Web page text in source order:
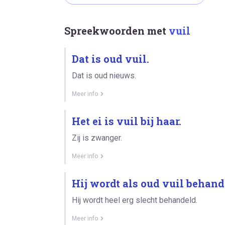
Spreekwoorden met vuil
Dat is oud vuil.
Dat is oud nieuws.
Meer info
Het ei is vuil bij haar.
Zij is zwanger.
Meer info
Hij wordt als oud vuil
Hij wordt heel erg slecht behandeld.
Meer info